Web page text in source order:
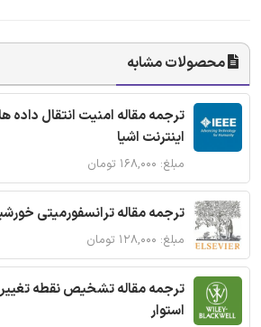
محصولات مشابه
اینترنت اشیا
مبلغ: ۱۶۸,۰۰۰ تومان
ترجمه مقاله ترانسفورمیتی
مبلغ: ۱۲۸,۰۰۰ تومان
ترجمه مقاله تشخیص نقطه تغییر
استوار